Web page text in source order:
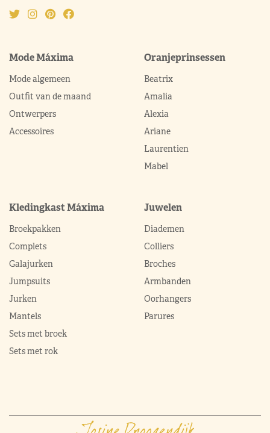
Mode Máxima
Mode algemeen
Outfit van de maand
Ontwerpers
Accessoires
Oranjeprinsessen
Beatrix
Amalia
Alexia
Ariane
Laurentien
Mabel
Kledingkast Máxima
Broekpakken
Complets
Galajurken
Jumpsuits
Jurken
Mantels
Sets met broek
Sets met rok
Juwelen
Diademen
Colliers
Broches
Armbanden
Oorhangers
Parures